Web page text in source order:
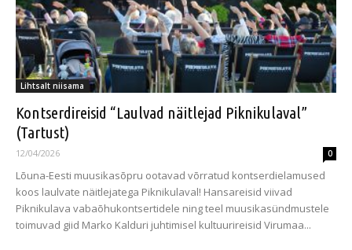
Lihtsalt niisama
Kontserdireisid “Laulvad näitlejad Piknikulaval”
(Tartust)
12/04/2026 0
Lõuna-Eesti muusikasõpru ootavad võrratud kontserdielamused
koos laulvate näitlejatega Piknikulaval! Hansareisid viivad
Piknikulava vabaõhukontsertidele ning teel muusikasündmustele
toimuvad giid Marko Kalduri juhtimisel kultuurireisid Virumaa...